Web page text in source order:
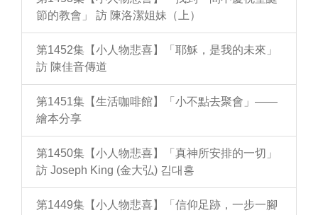
節的教會」 訪 陳洛潔姐妹（上）
第1452集【小人物悲喜】「耶穌，是我的未來」
訪 陳佳音傳道
第1451集【生活咖啡館】「小不點去聚會」——
繪本分享
第1450集【小人物悲喜】「真神所安排的一切」
訪 Joseph King (金大弘) 김대홍
第1449集【小人物悲喜】「信仰足跡，一步一腳